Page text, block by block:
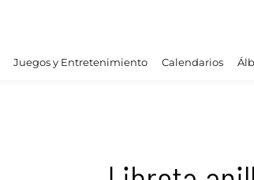
Juegos y Entretenimiento Calendarios